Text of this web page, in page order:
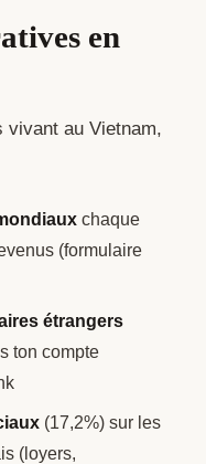
en
au Vietnam,
chaque
(formulaire
étrangers
ton compte
(17,2%) sur les
(loyers,